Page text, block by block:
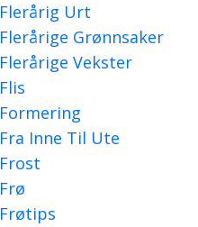
Flerårig Urt
Flerårige Grønnsaker
Flerårige Vekster
Flis
Formering
Fra Inne Til Ute
Frost
Frø
Frøtips